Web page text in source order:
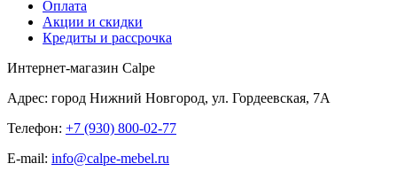
Оплата
Акции и скидки
Кредиты и рассрочка
Интернет-магазин Calpe
Адрес: город Нижний Новгород, ул. Гордеевская, 7А
Телефон: +7 (930) 800-02-77
E-mail: info@calpe-mebel.ru